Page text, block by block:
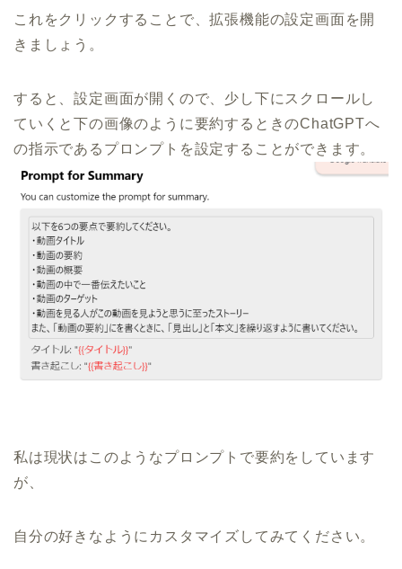
これをクリックすることで、拡張機能の設定画面を開
きましょう。
すると、設定画面が開くので、少し下にスクロールし
ていくと下の画像のように要約するときのChatGPTへ
の指示であるプロンプトを設定することができます。
私は現状はこのようなプロンプトで要約をしています
が、
自分の好きなようにカスタマイズしてみてください。